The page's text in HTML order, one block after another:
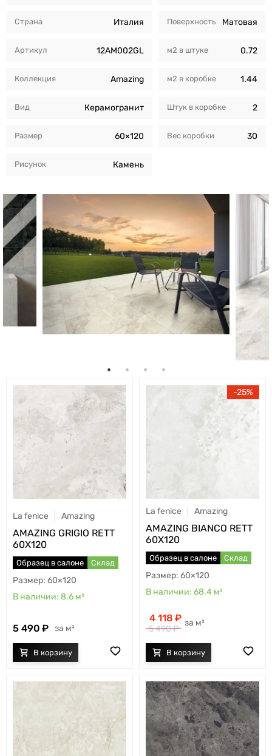
Страна Италия
Артикул 12AM002GL
Коллекция Amazing
Вид Керамогранит
Размер 60×120
Рисунок Камень
Поверхность Матовая
м2 в штуке 0.72
м2 в коробкe 1.44
Штук в коробкe 2
Вес коробки 30
La fenice Amazing
AMAZING GRIGIO RETT
60X120
Образец в салоне Склад
60×120
8.6 м²
5 490 м²
25
La fenice Amazing
AMAZING BIANCO RETT
60X120
Образец в салоне Склад
60×120
68.4 м²
4 118
5 490
м²